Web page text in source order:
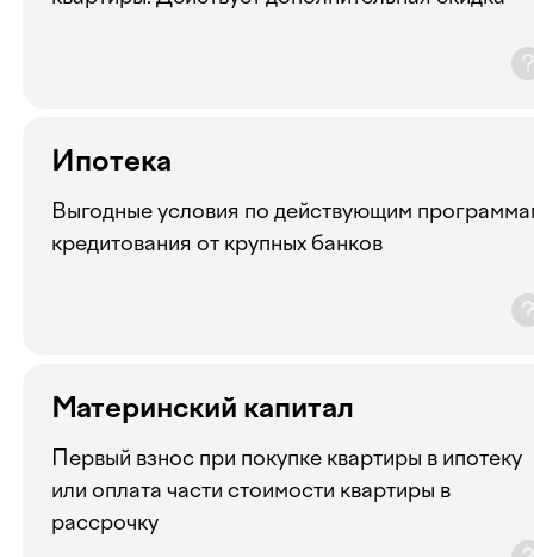
Ипотека
Выгодные условия по действующим
кредитования от крупных банков
Материнский капитал
Первый взнос при покупке квартиры в ипотеку
или оплата части стоимости квартиры в
рассрочку